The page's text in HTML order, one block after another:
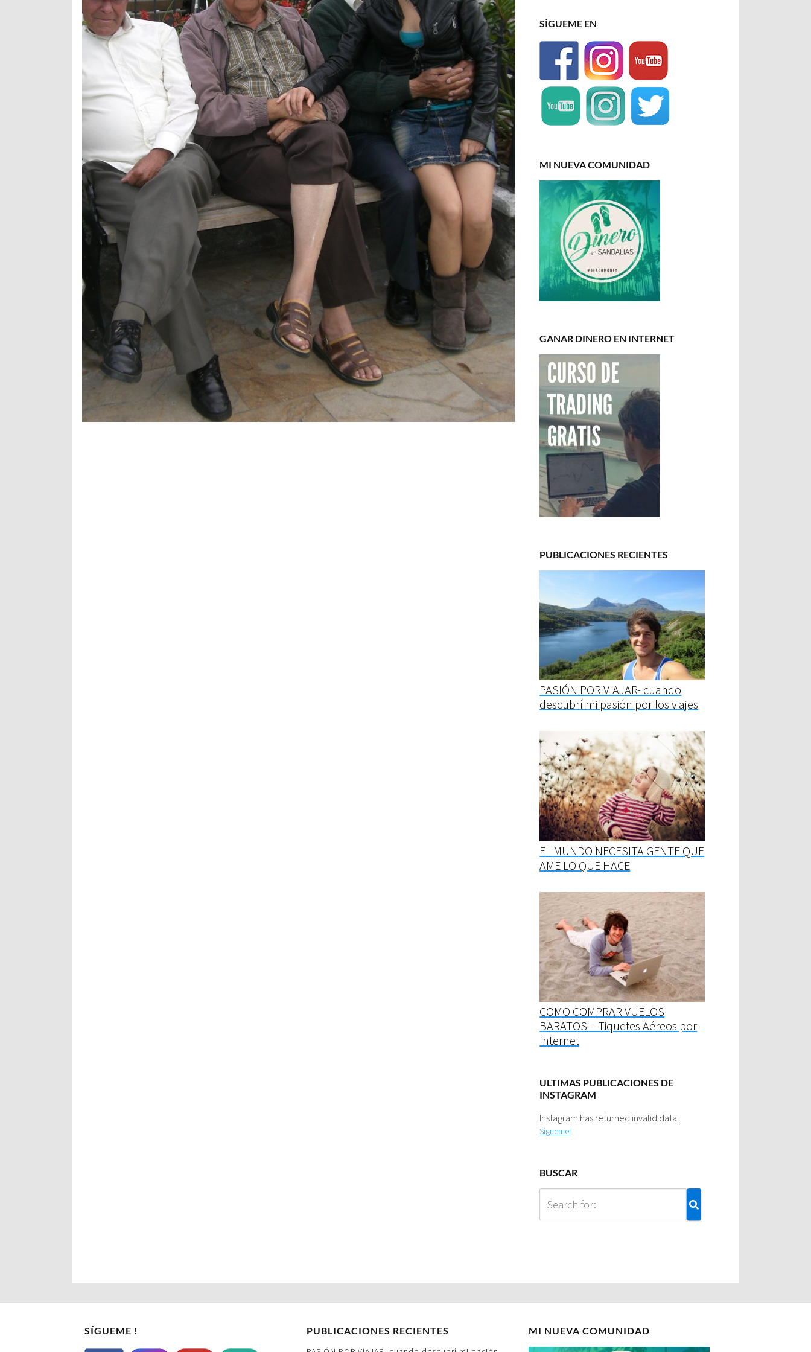
SÍGUEME EN
MI NUEVA COMUNIDAD
GANAR DINERO EN INTERNET
PUBLICACIONES RECIENTES
PASIÓN POR VIAJAR- cuando
descubrí mi pasión por los viajes
EL MUNDO NECESITA GENTE QUE
AME LO QUE HACE
COMO COMPRAR VUELOS
BARATOS – Tiquetes Aéreos por
Internet
ULTIMAS PUBLICACIONES DE
INSTAGRAM
Instagram has returned invalid data.
Sígueme!
BUSCAR
SÍGUEME ! PUBLICACIONES RECIENTES MI NUEVA COMUNIDAD